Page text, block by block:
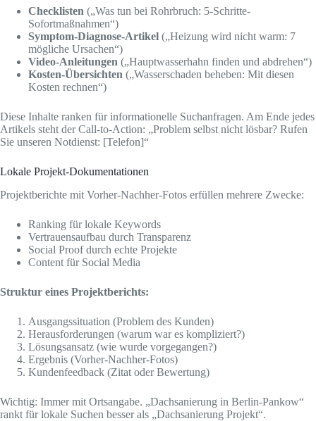
Checklisten („Was tun bei Rohrbruch: 5-Schritte-
Sofortmaßnahmen“)
Symptom-Diagnose-Artikel („Heizung wird nicht warm: 7
mögliche Ursachen“)
Video-Anleitungen („Hauptwasserhahn finden und abdrehen“)
Kosten-Übersichten („Wasserschaden beheben: Mit diesen
Kosten rechnen“)
Diese Inhalte ranken für informationelle Suchanfragen. Am Ende jedes
Artikels steht der Call-to-Action: „Problem selbst nicht lösbar? Rufen
Sie unseren Notdienst: [Telefon]“
Lokale Projekt-Dokumentationen
Projektberichte mit Vorher-Nachher-Fotos erfüllen mehrere Zwecke:
Ranking für lokale Keywords
Vertrauensaufbau durch Transparenz
Social Proof durch echte Projekte
Content für Social Media
Struktur eines Projektberichts:
Ausgangssituation (Problem des Kunden)
Herausforderungen (warum war es kompliziert?)
Lösungsansatz (wie wurde vorgegangen?)
Ergebnis (Vorher-Nachher-Fotos)
Kundenfeedback (Zitat oder Bewertung)
Wichtig: Immer mit Ortsangabe. „Dachsanierung in Berlin-Pankow“
rankt für lokale Suchen besser als „Dachsanierung Projekt“.